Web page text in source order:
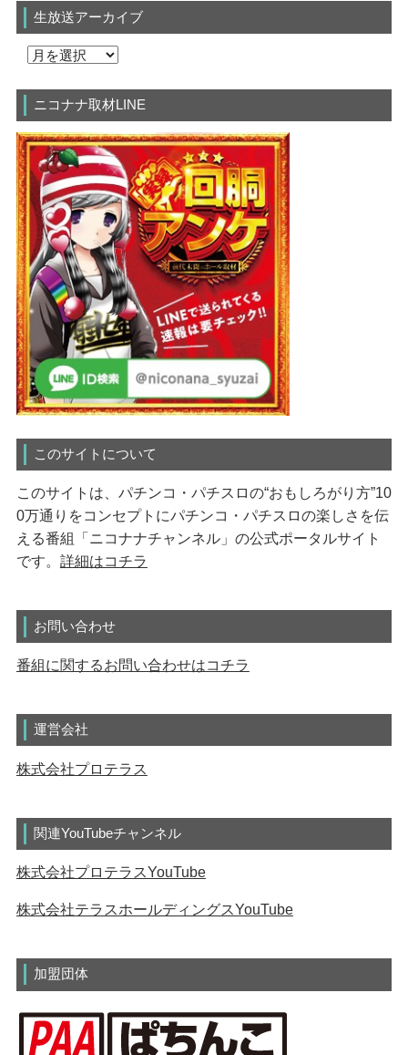
生放送アーカイブ
ニコナナ取材LINE
このサイトについて
このサイトは、パチンコ・パチスロの“おもしろがり方”10
0万通りをコンセプトにパチンコ・パチスロの楽しさを伝
える番組「ニコナナチャンネル」の公式ポータルサイト
です。 詳細はコチラ
お問い合わせ
番組に関するお問い合わせはコチラ
運営会社
株式会社プロテラス
関連YouTubeチャンネル
株式会社プロテラスYouTube
株式会社テラスホールディングスYouTube
加盟団体